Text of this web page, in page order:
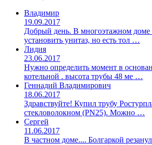
Владимир
19.09.2017
Добрый день. В многоэтажном доме
установить унитаз, но есть тол …
Лидия
23.06.2017
Нужно определить момент в
котельной . высота трубы 48 ме …
Геннадий Владимирович
18.06.2017
Здравствуйте! Купил трубу
стекловолокном (PN25). Можно …
Сергей
11.06.2017
В частном доме.... Болгаркой